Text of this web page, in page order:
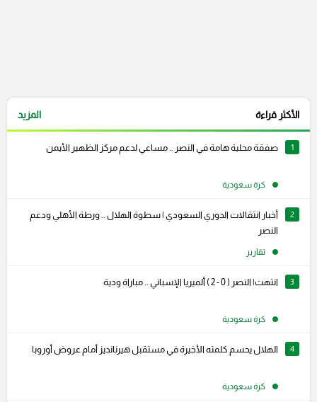
الأكثر قراءة المزيد
1 صفقة محلية هامة في النصر .. مساعي لدعم مركز الظهير الأيمن
كرة سعودية
2
أخبار انتقالات الدوري السعودي | سطوة الهلال .. ورطة الأهلي ودعم
النصر
تقارير
3 انتهت| النصر ( 0 - 2 ) ألميريا الإسباني .. مباراة ودية
كرة سعودية
4 الهلال يحسم كلمته الأخيرة في مستقبل هيرنانديز أمام عروض أوروبا
كرة سعودية